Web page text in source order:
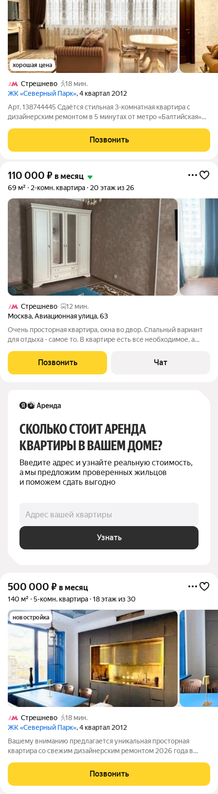
хорошая цена
Стрешнево
18 мин.
ЖК «Северный Парк», 4 квартал 2012
Арт. 138744445 Сдаётся стильная 3-комнатная квартира с
дизайнерским ремонтом в 5 минутах от метро «Балтийская»
Коммуналка, счетчики вода и свет оплачивается нанимателем.
У наймодателя есть
Позвонить
110 000 ₽ в месяц
69 м² 2-комн. квартира 20 этаж из 26
Стрешнево
12 мин.
Москва,Авиационная улица,63
Очень просторная квартира, окна во двор. Спальный вариант
для отдыха - самое то. В квартире есть все необходимое, а
все необходимое: электроплита со встроенной духовкой, СВЧ,
стиральная
Позвонить Чат
СКОЛЬКО СТОИТ АРЕНДА
КВАРТИРЫ В ВАШЕМ ДОМЕ?
Введите адрес и узнайте реальную стоимость,
а мы предложим проверенных жильцов
и поможем сдать выгодно
Адрес вашей квартиры
Узнать
500 000 ₽ в месяц
140 м² 5-комн. квартира 18 этаж из 30
новостройка
Стрешнево
18 мин.
ЖК «Северный Парк», 4 квартал 2012
Вашему вниманию предлагается уникальная просторная
квартира со свежим дизайнерским ремонтом 2026 года в
живописном экологически чистом районе Москвы. Сдается
впервые после ремонта. Планировкой
Позвонить